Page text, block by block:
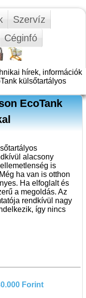
Szervíz
Céginfó
hírek, információk
külsőtartályos
EcoTank
alacsony
is
ha van is otthon
Ha elfoglalt és
a megoldás. Az
rendkívül nagy
így nincs
Forint